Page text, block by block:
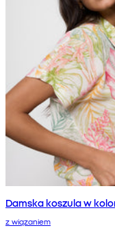
Damska koszula w
z wiązaniem